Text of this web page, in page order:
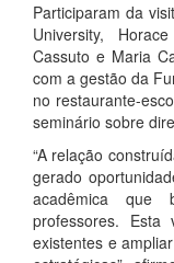
Participaram da
University,
Cassuto e Maria
com a gestão da
no restaurante-
seminário sobre
“A relação
gerado
acadêmica que
professores.
existentes e